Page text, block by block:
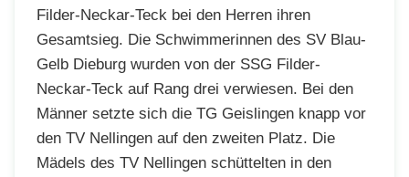
Filder-Neckar-Teck bei den Herren ihren
Gesamtsieg. Die Schwimmerinnen des SV Blau-
Gelb Dieburg wurden von der SSG Filder-
Neckar-Teck auf Rang drei verwiesen. Bei den
Männer setzte sich die TG Geislingen knapp vor
den TV Nellingen auf den zweiten Platz. Die
Mädels des TV Nellingen schüttelten in den